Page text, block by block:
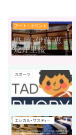
アート・イベント
スポーツ
エシカル･サステｨナブル